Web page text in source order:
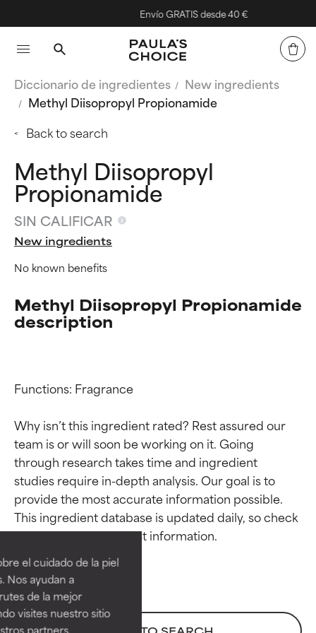
el cuidado de la piel
Nos ayudan a
de la mejor
visites nuestro sitio
partners,
Envío GRATIS desde 40 €
Diccionario de ingredientes
New ingredients
Methyl Diisopropyl Propionamide
Back to search
Methyl Diisopropyl
Propionamide
SIN CALIFICAR
New ingredients
No known benefits
Methyl Diisopropyl Propionamide
description
Functions: Fragrance
Why isn’t this ingredient rated? Rest assured our
team is or will soon be working on it. Going
through research takes time and ingredient
studies require in-depth analysis. Our goal is to
provide the most accurate information possible.
This ingredient database is updated daily, so check
Calificaciones de
ingredientes
EXCELENTE
Ingrediente sobresaliente con
beneficios reales para la piel. Su
eficacia está demostrada y
Calificaciones de
ingredientes
EXCELENTE
Ingrediente sobresaliente con
beneficios reales para la piel. Su
eficacia está demostrada y